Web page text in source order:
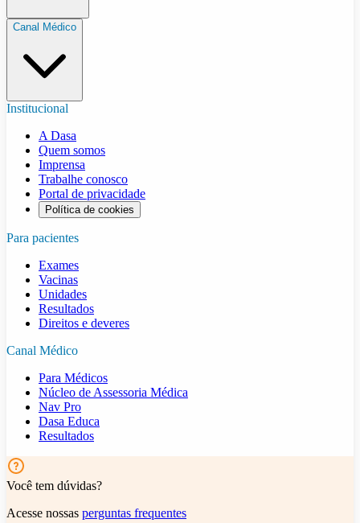
Canal Médico
Institucional
A Dasa
Quem somos
Imprensa
Trabalhe conosco
Portal de privacidade
Política de cookies
Para pacientes
Exames
Vacinas
Unidades
Resultados
Direitos e deveres
Canal Médico
Para Médicos
Núcleo de Assessoria Médica
Nav Pro
Dasa Educa
Resultados
Você tem dúvidas?
Acesse nossas perguntas frequentes